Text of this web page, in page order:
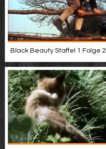
Black Beauty Staffel 1 Folge 2